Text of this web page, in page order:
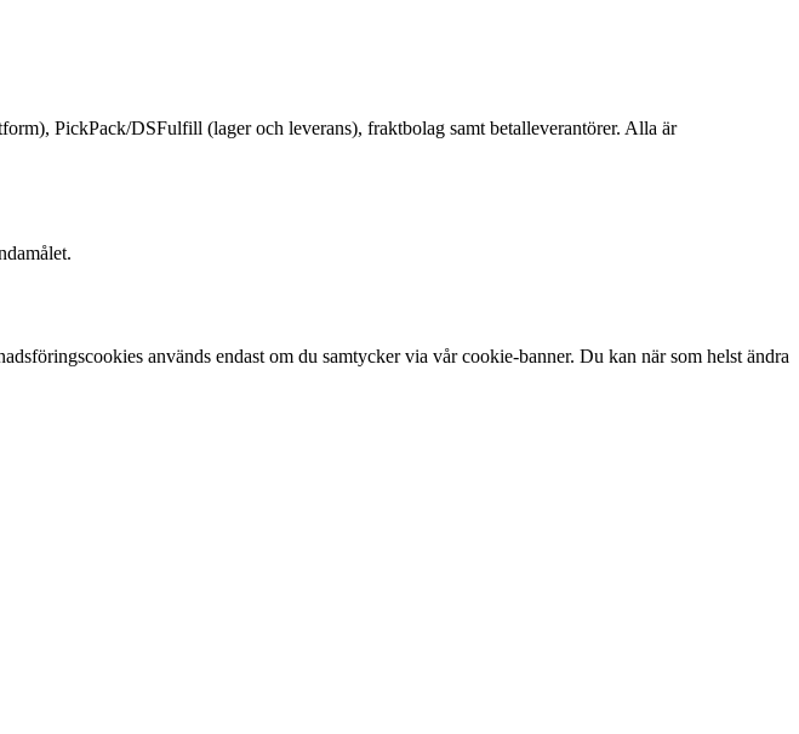
PickPack/DSFulfill (lager och leverans), fraktbolag samt betalleverantörer. Alla är
används endast om du samtycker via vår cookie-banner. Du kan när som helst ändra